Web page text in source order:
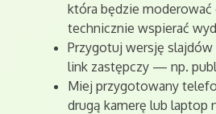
która będzie moderować
technicznie wspierać
Przygotuj wersję slajdów
link zastępczy — np.
Miej przygotowany
drugą kamerę lub laptop